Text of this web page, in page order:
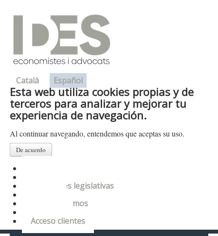
Català Español
Esta web utiliza cookies propias y de
terceros para analizar y mejorar tu
experiencia de navegación.
Al continuar navegando, entendemos que aceptas su uso.
De acuerdo
Novedades legislativas
Donde estamos
Acceso clientes